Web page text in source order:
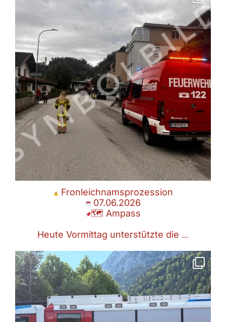
🗺 Ampass
Heute Vormittag unterstützte die...
Fronleichnamsprozession
07.06.2026
🗺 Ampass
Heute Vormittag unterstützte die …
Die FF Ampass gratuliert unserem Christian und seiner Julia
herzlichst zur Trauung.
Wir wünschen ...
Mai 11